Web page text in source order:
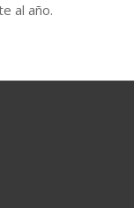
al año.